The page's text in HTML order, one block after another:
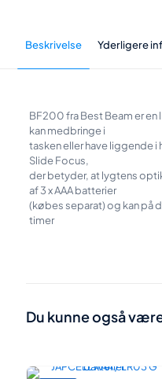
Beskrivelse Yderligere
BF200 fra Best Beam er
kan medbringe i
tasken eller have liggende
Slide Focus,
der betyder, at lygtens
af 3 x AAA batterier
(købes separat) og kan på
timer
Du kunne også